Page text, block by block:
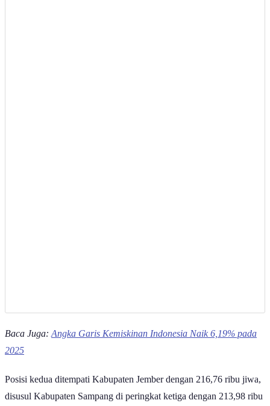
Baca Juga:Angka Garis Kemiskinan Indonesia Naik 6,19% pada
2025
Posisi kedua ditempati Kabupaten Jember dengan 216,76 ribu jiwa,
disusul Kabupaten Sampang di peringkat ketiga dengan 213,98 ribu